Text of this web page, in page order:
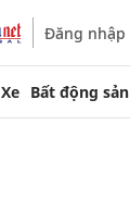
Đăng nhập
Xe Bất động sản